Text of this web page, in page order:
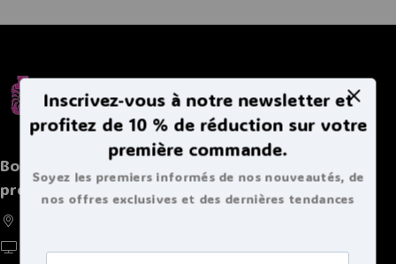
Boutique spécialisée de bouillottes et autres
produits chaleureux
Inscrivez-vous à notre newsletter et
profitez de 10 % de réduction sur votre
première commande.
Soyez les premiers informés de nos nouveautés, de
nos offres exclusives et des dernières tendances